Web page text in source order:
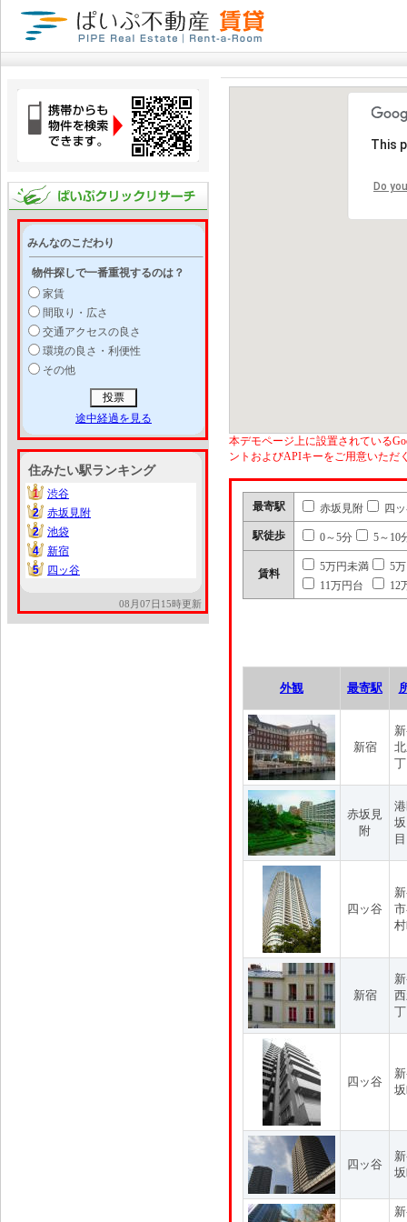
みんなのこだわり
物件探しで一番重視するのは？
家賃
間取り・広さ
交通アクセスの良さ
環境の良さ・利便性
その他
途中経過を見る
住みたい駅ランキング
1
1
渋谷
2
2
赤坂見附
2
2
池袋
4
4
新宿
5
5 四ッ谷
08月07日15時更新
This
Do
本デモページ上に設置されている
ントおよびAPIキーをご用意いただ
最寄駅 赤坂見附 四
駅徒歩 0～5分 5～10
賃料
5万円未満
5
11万円台
12
外観 最寄駅
新宿
赤坂見
附
目
四ッ谷
新宿
四ッ谷
四ッ谷